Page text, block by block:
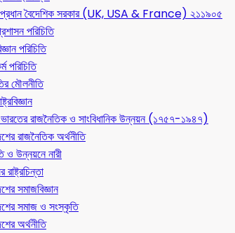
বৈদেশিক সরকার (UK, USA & France) ২১১৯০৫
পরিচিতি
পরিচিতি
পরিচিতি
মৌলনীতি
ভারতের রাজনৈতিক ও সাংবিধানিক উন্নয়ন (১৭৫৭-১৯৪৭)
রাজনৈতিক অর্থনীতি
ও উন্নয়নে নারী
সমাজবিজ্ঞান
সমাজ ও সংস্কৃতি
অর্থনীতি